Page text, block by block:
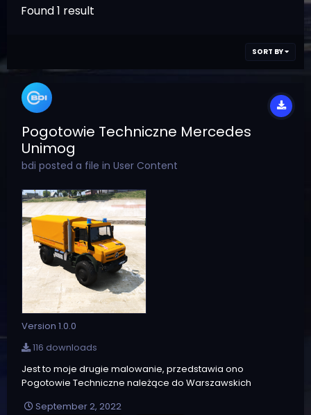
Found 1 result
SORT BY
Pogotowie Techniczne Mercedes
Unimog
bdi posted a file in User Content
Version 1.0.0
116 downloads
Jest to moje drugie malowanie, przedstawia ono
Pogotowie Techniczne należące do Warszawskich
September 2, 2022